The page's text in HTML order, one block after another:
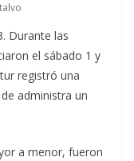
Durante las
el sábado 1 y
registró una
administra un
a menor, fueron